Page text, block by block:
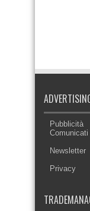
Pubblicità
Newsletter
Privacy